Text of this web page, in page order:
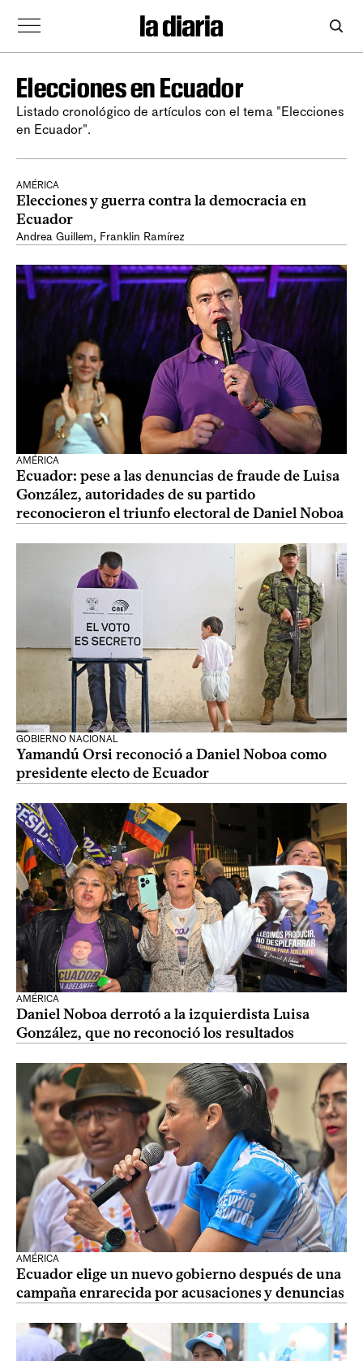
Elecciones en Ecuador
Listado cronológico de artículos con el tema "Elecciones
en Ecuador".
AMÉRICA
Elecciones y guerra contra la democracia en
Ecuador
Andrea Guillem, Franklin Ramírez
AMÉRICA
Ecuador: pese a las denuncias de fraude de Luisa
González, autoridades de su partido
reconocieron el triunfo electoral de Daniel Noboa
GOBIERNO NACIONAL
Yamandú Orsi reconoció a Daniel Noboa como
presidente electo de Ecuador
AMÉRICA
Daniel Noboa derrotó a la izquierdista Luisa
González, que no reconoció los resultados
AMÉRICA
Ecuador elige un nuevo gobierno después de una
campaña enrarecida por acusaciones y denuncias